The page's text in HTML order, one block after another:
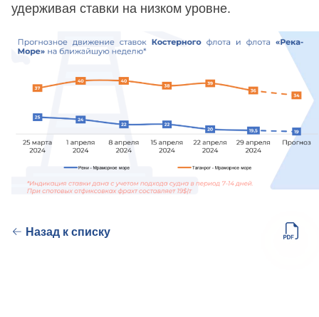
удерживая ставки на низком уровне.
Назад к списку